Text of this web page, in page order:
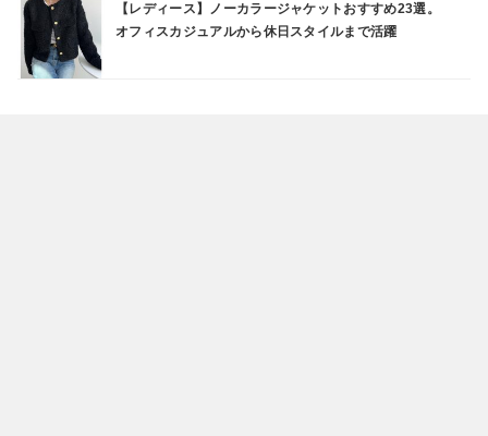
【レディース】ノーカラージャケットおすすめ23選。
オフィスカジュアルから休日スタイルまで活躍